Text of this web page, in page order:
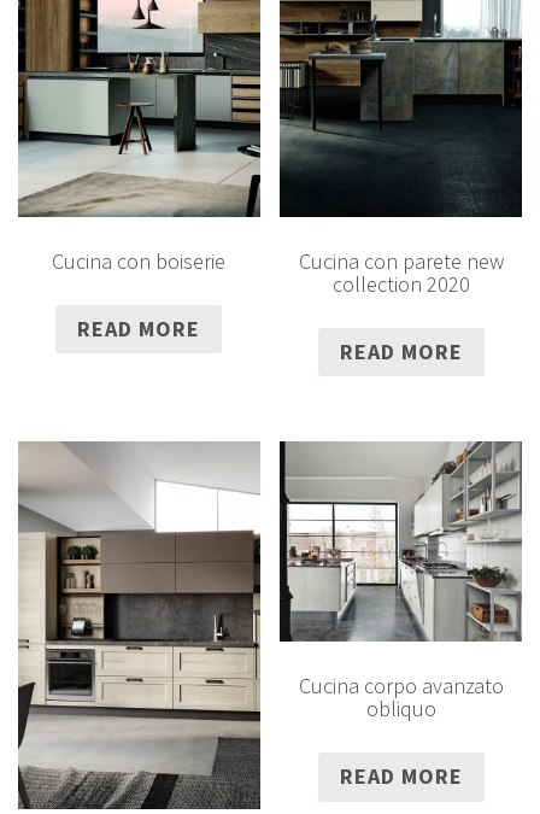
Cucina con boiserie
READ MORE
Cucina con parete new
collection 2020
READ MORE
Cucina corpo avanzato
obliquo
READ MORE